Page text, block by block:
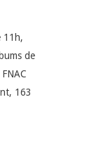
11h,
de
163